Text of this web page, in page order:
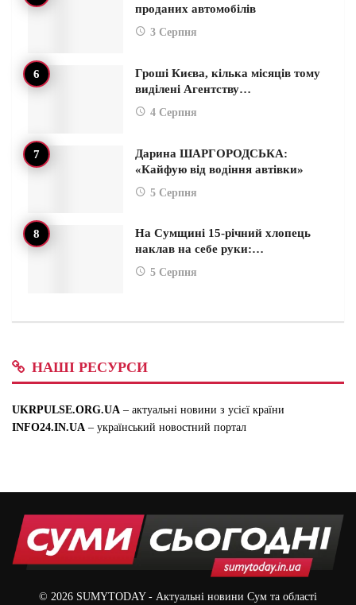
проданих автомобілів
3 Серпня
Гроші Києва, кілька місяців тому
виділені Агентству…
4 Серпня
Дарина ШАРГОРОДСЬКА:
«Кайфую від водіння автівки»
5 Серпня
На Сумщині 15-річний хлопець
наклав на себе руки:…
5 Серпня
НАШІ РЕСУРСИ
UKRPULSE.ORG.UA – актуальні новини з усієї країни
INFO24.IN.UA – український новостний портал
© 2026 SUMYTODAY- Актуальні новини Сум та області